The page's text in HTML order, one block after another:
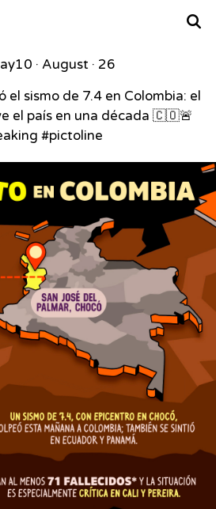
10 · August · 26
el sismo de 7.4 en Colombia: el
el país en una década 🇨🇴🚨
#pictoline